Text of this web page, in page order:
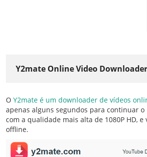
Y2mate Online Video Downloader
O Y2mate é um downloader de vídeos
apenas alguns segundos para continuar
com a qualidade mais alta de 1080P HD,
offline.